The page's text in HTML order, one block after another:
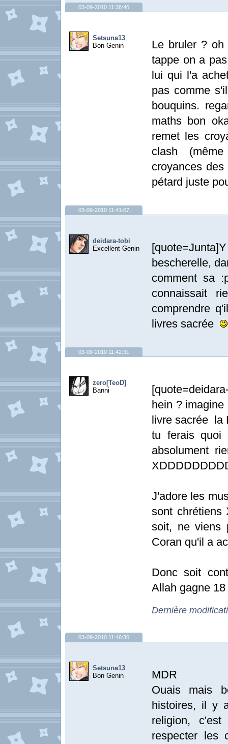
03-09-2010 11:38:46
Setsuna13
Bon Genin
Le bruler ?
tappe on a
lui qui l'a
pas comme
bouquins.
maths bon
remet les
clash
croyances
pétard juste
03-09-2010 11:41:07
deidara-tobi
Excellent Genin
bescherelle,
comment
connaissait
comprendre
livres sacrée
03-09-2010 11:42:31
zero[TeoD]
Banni
hein ?
livre sacrée la
tu ferais
absolument
J'adore les
sont chrétiens
soit, ne viens
Coran qu'il a
Donc soit
Allah gagne
Dernière
03-09-2010 11:46:30
Setsuna13
Bon Genin
MDR
Ouais mais
histoires, il y
religion,
respecter les